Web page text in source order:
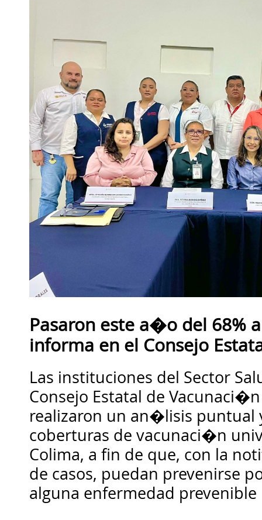
Pasaron este a�o del 68%
informa en el Consejo
Las instituciones del Sector
Consejo Estatal de Vacunaci�n
realizaron un an�lisis puntual
coberturas de vacunaci�n
Colima, a fin de que, con la
de casos, puedan prevenirse
alguna enfermedad